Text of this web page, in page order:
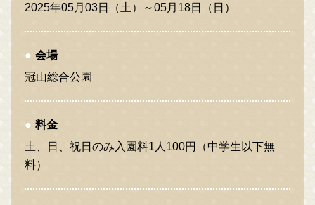
2025年05月03日（土）～05月18日（日）
会場
冠山総合公園
料金
土、日、祝日のみ入園料1人100円（中学生以下無
料）